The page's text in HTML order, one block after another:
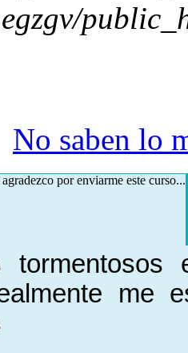
No saben lo
por enviarme este curso...
me